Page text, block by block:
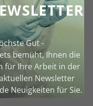
Gut -
bemüht, Ihnen die
für Ihre Arbeit in der
Newsletter
Neuigkeiten für Sie.